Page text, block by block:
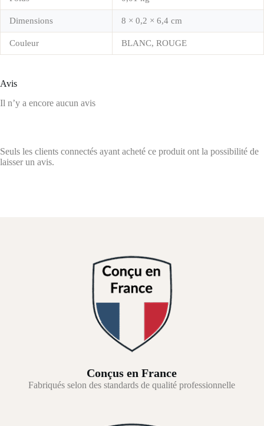
Dimensions 8 × 0,2 × 6,4 cm
Couleur BLANC, ROUGE
Avis
Il n’y a encore aucun avis
Seuls les clients connectés ayant acheté ce produit ont la possibilité de
laisser un avis.
Conçus en France
Fabriqués selon des standards de qualité professionnelle